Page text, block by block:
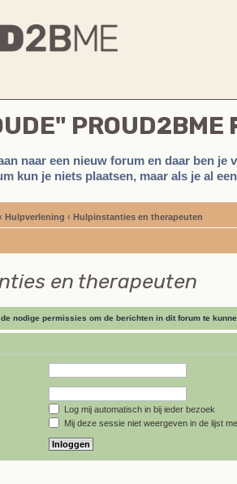
PROUD2BME
naar een nieuw forum en daar ben je
kun je niets plaatsen, maar als je al
‹ Hulpverlening ‹ Hulpinstanties en therapeuten
en therapeuten
nodige permissies om de berichten in dit forum te
Log mij automatisch in bij ieder bezoek
Mij deze sessie niet weergeven in de lijst